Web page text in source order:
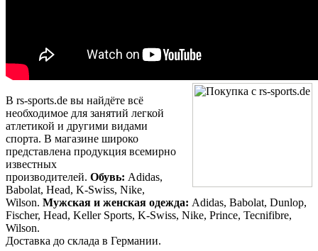
В rs-sports.de вы найдёте всё
необходимое для занятий легкой
атлетикой и другими видами
спорта. В магазине широко
представлена продукция всемирно
известных
производителей. Обувь: Adidas,
Babolat, Head, K-Swiss, Nike,
Wilson. Мужская и женская одежда: Adidas, Babolat, Dunlop,
Fischer, Head, Keller Sports, K-Swiss, Nike, Prince, Tecnifibre,
Wilson.
Доставка до склада в Германии.